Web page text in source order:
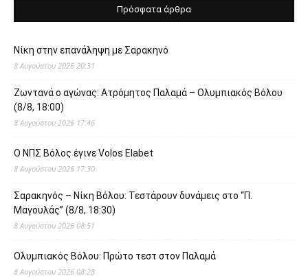
Πρόσφατα άρθρα
Νίκη στην επανάληψη με Σαρακηνό
8 Αυγούστου 2026 20:31
Ζωντανά ο αγώνας: Ατρόμητος Παλαμά – Ολυμπιακός Βόλου
(8/8, 18:00)
8 Αυγούστου 2026 17:46
O ΝΠΣ Βόλος έγινε Volos Elabet
8 Αυγούστου 2026 17:30
Σαρακηνός – Νίκη Βόλου: Τεστάρουν δυνάμεις στο “Π.
Μαγουλάς” (8/8, 18:30)
8 Αυγούστου 2026 08:51
Ολυμπιακός Βόλου: Πρώτο τεστ στον Παλαμά
8 Αυγούστου 2026 08:28